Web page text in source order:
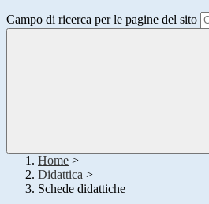
Campo di ricerca per le pagine del sito
Home >
Didattica >
Schede didattiche